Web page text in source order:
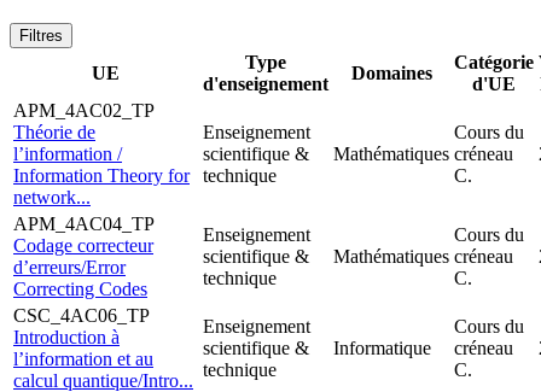
Filtres
UE
Type
d'enseignement
Domaines
Catégorie
d'UE
APM_4AC02_TP
Théorie de
l’information /
Information Theory for
network...
Enseignement
scientifique &
technique
Mathématiques
Cours du
créneau
C.
APM_4AC04_TP
Codage correcteur
d’erreurs/Error
Correcting Codes
Enseignement
scientifique &
technique
Mathématiques
Cours du
créneau
C.
CSC_4AC06_TP
Introduction à
l’information et au
calcul quantique/Intro...
Enseignement
scientifique &
technique
Informatique
Cours du
créneau
C.